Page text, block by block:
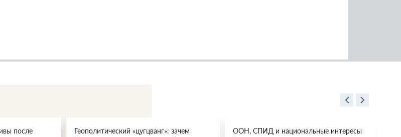
после
Геополитический «цугцванг»: зачем
ООН, СПИД и национальные интересы